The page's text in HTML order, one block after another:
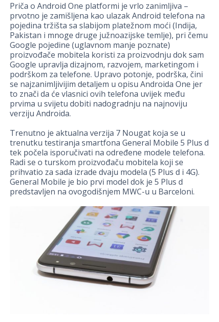
Priča o Android One platformi je vrlo zanimljiva –
prvotno je zamišljena kao ulazak Android telefona na
pojedina tržišta sa slabijom platežnom moći (Indija,
Pakistan i mnoge druge južnoazijske temlje), pri čemu
Google pojedine (uglavnom manje poznate)
proizvođače mobitela koristi za proizvodnju dok sam
Google upravlja dizajnom, razvojem, marketingom i
podrškom za telefone. Upravo potonje, podrška, čini
se najzanimljivijim detaljem u opisu Androida One jer
to znači da će vlasnici ovih telefona uvijek među
prvima u svijetu dobiti nadogradnju na najnoviju
verziju Androida.
Trenutno je aktualna verzija 7 Nougat koja se u
trenutku testiranja smartfona General Mobile 5 Plus d
tek počela isporučivati na određene modele telefona.
Radi se o turskom proizvođaču mobitela koji se
prihvatio za sada izrade dvaju modela (5 Plus d i 4G).
General Mobile je bio prvi model dok je 5 Plus d
predstavljen na ovogodišnjem MWC-u u Barceloni.